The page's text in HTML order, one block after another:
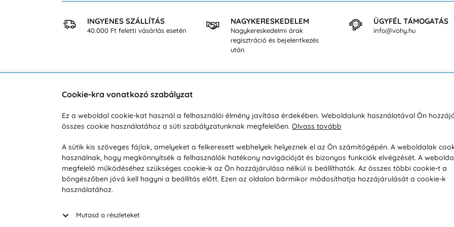
INGYENES SZÁLLÍTÁS
40.000 Ft feletti vásárlás esetén
NAGYKERESKEDELEM
Nagykereskedelmi árak
regisztráció és bejelentkezés
után
ÜGYFÉL TÁMOGATÁS
info@vohy.hu
Hétköznap 8:00-tól 16:00-ig
info@vohy.hu
Reklamáció / Áru visszaküldése
Szállítás és fizetés
Üzleti feltételek
Visszaküldési politika
Társaságról
Magánélet
Tanácsadó iroda
Cookie-kra vonatkozó szabályzat
Ez a weboldal cookie-kat használ a felhasználói élmény javítása érdekében. Weboldalunk használatával Ön
összes cookie használatához a süti szabályzatunknak megfelelően. Olvass tovább
A sütik kis szöveges fájlok, amelyeket a felkeresett webhelyek helyeznek el az Ön számítógépén. A weboldalak
használnak, hogy megkönnyítsék a felhasználók hatékony navigációját és bizonyos funkciók elvégzését. A
megfelelő működéséhez szükséges cookie-k az Ön hozzájárulása nélkül is beállíthatók. Az összes többi cookie-t a
böngészőben jóvá kell hagyni a beállítás előtt. Ezen az oldalon bármikor módosíthatja hozzájárulását a cookie-k
használatához.
Mutasd a részleteket